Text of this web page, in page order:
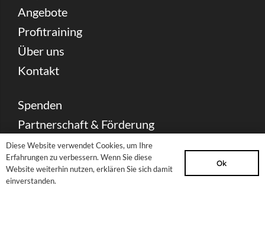
Angebote
Profitraining
Über uns
Kontakt
Spenden
Partnerschaft & Förderung
Presse Download
Archiv
Diese Website verwendet Cookies, um Ihre
Erfahrungen zu verbessern. Wenn Sie diese
Website weiterhin nutzen, erklären Sie sich damit
einverstanden.
Ok